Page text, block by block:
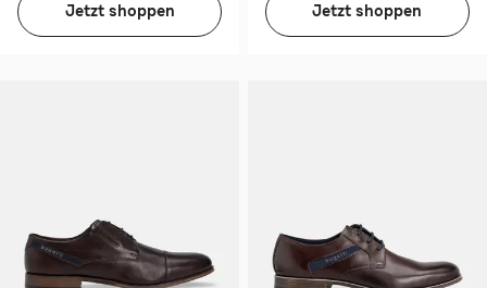
Jetzt shoppen Jetzt shoppen